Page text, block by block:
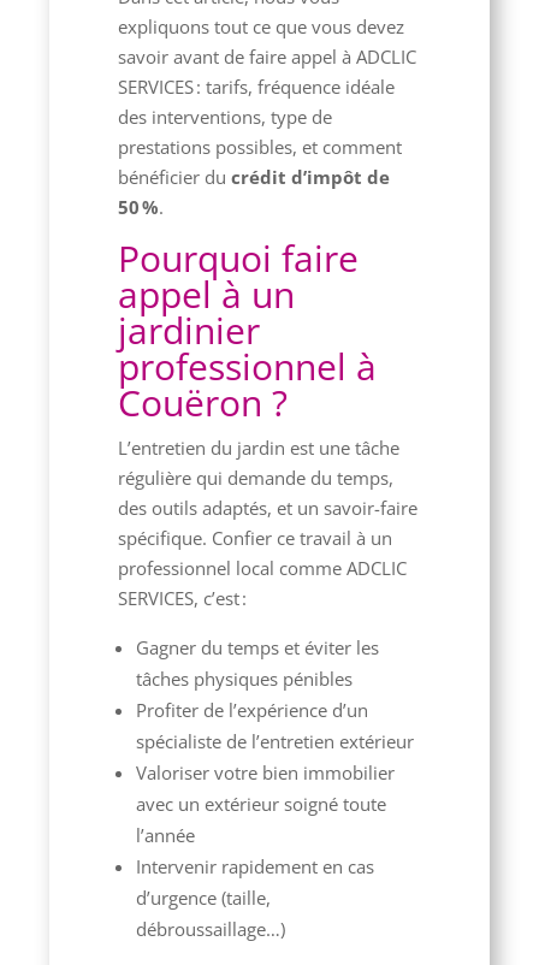
expliquons tout ce que vous devez
savoir avant de faire appel à ADCLIC
SERVICES : tarifs, fréquence idéale
des interventions, type de
prestations possibles, et comment
bénéficier du crédit d’impôt de
50 %.
Pourquoi faire
appel à un
jardinier
professionnel à
Couëron ?
L’entretien du jardin est une tâche
régulière qui demande du temps,
des outils adaptés, et un savoir-faire
spécifique. Confier ce travail à un
professionnel local comme ADCLIC
SERVICES, c’est :
Gagner du temps et éviter les
tâches physiques pénibles
Profiter de l’expérience d’un
spécialiste de l’entretien extérieur
Valoriser votre bien immobilier
avec un extérieur soigné toute
l’année
Intervenir rapidement en cas
d’urgence (taille,
débroussaillage…)